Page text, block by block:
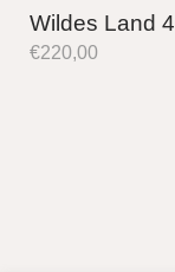
Wildes Land 4
€220,00